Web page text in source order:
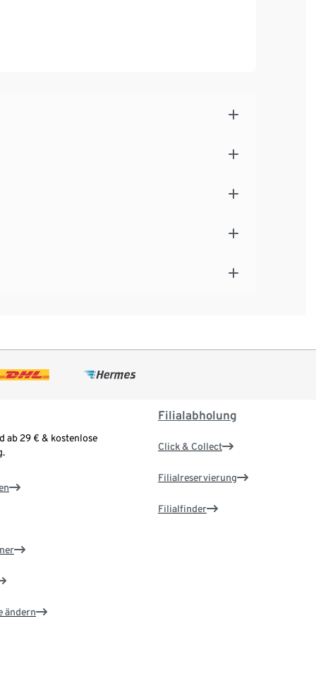
ab 29 € & kostenlose
ändern
Filialabholung
Click & Collect
Filialreservierung
Filialfinder